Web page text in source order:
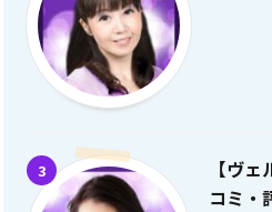
3
【ヴ
コミ・